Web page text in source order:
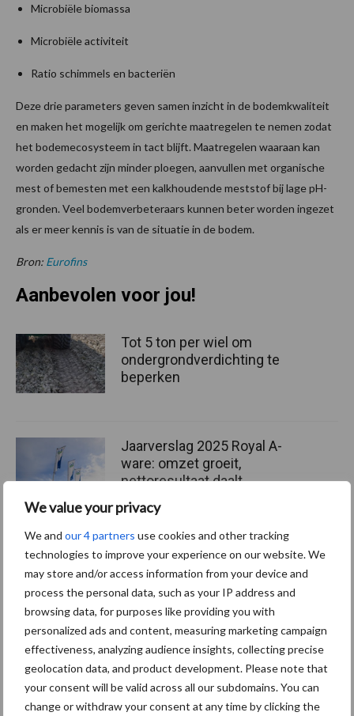
We value your privacy
We and our 4 partners use cookies and other tracking
technologies to improve your experience on our website. We
may store and/or access information from your device and
process the personal data, such as your IP address and
browsing data, for purposes like providing you with
personalized ads and content, measuring marketing campaign
effectiveness, analyzing audience insights, collecting precise
geolocation data, and product development. Please note that
your consent will be valid across all our subdomains. You can
change or withdraw your consent at any time by clicking the
Microbiële biomassa
Microbiële activiteit
Ratio schimmels en bacteriën
Deze drie parameters geven samen inzicht in de bodemkwaliteit
en maken het mogelijk om gerichte maatregelen te nemen zodat
het bodemecosysteem in tact blijft. Maatregelen waaraan kan
worden gedacht zijn minder ploegen, aanvullen met organische
mest of bemesten met een kalkhoudende meststof bij lage pH-
gronden. Veel bodemverbeteraars kunnen beter worden ingezet
als er meer kennis is van de situatie in de bodem.
Bron: Eurofins
Aanbevolen voor jou!
Tot 5 ton per wiel om
ondergrondverdichting te
beperken
Jaarverslag 2025 Royal A-
ware: omzet groeit,
nettoresultaat daalt
Machines en werktuigen
gewild doelwit criminelen
Themapagina's